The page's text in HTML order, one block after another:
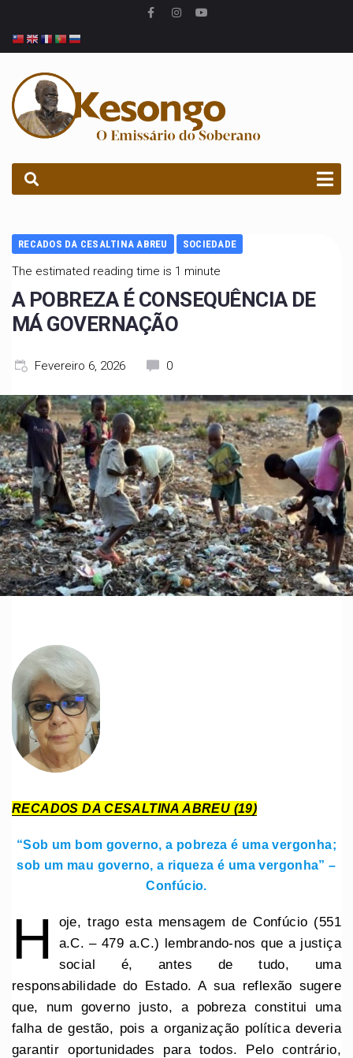
RECADOS DA CESALTINA ABREU SOCIEDADE
The estimated reading time is 1 minute
A POBREZA É CONSEQUÊNCIA DE
MÁ GOVERNAÇÃO
Fevereiro 6, 2026 0
RECADOS DA CESALTINA ABREU (19)
“Sob um bom governo, a pobreza é uma vergonha;
sob um mau governo, a riqueza é uma vergonha” –
Confúcio.
H
oje, trago esta mensagem de Confúcio (551
a.C. – 479 a.C.) lembrando-nos que a justiça
social é, antes de tudo, uma
responsabilidade do Estado. A sua reflexão sugere
que, num governo justo, a pobreza constitui uma
falha de gestão, pois a organização política deveria
garantir oportunidades para todos. Pelo contrário,
PROCURAR